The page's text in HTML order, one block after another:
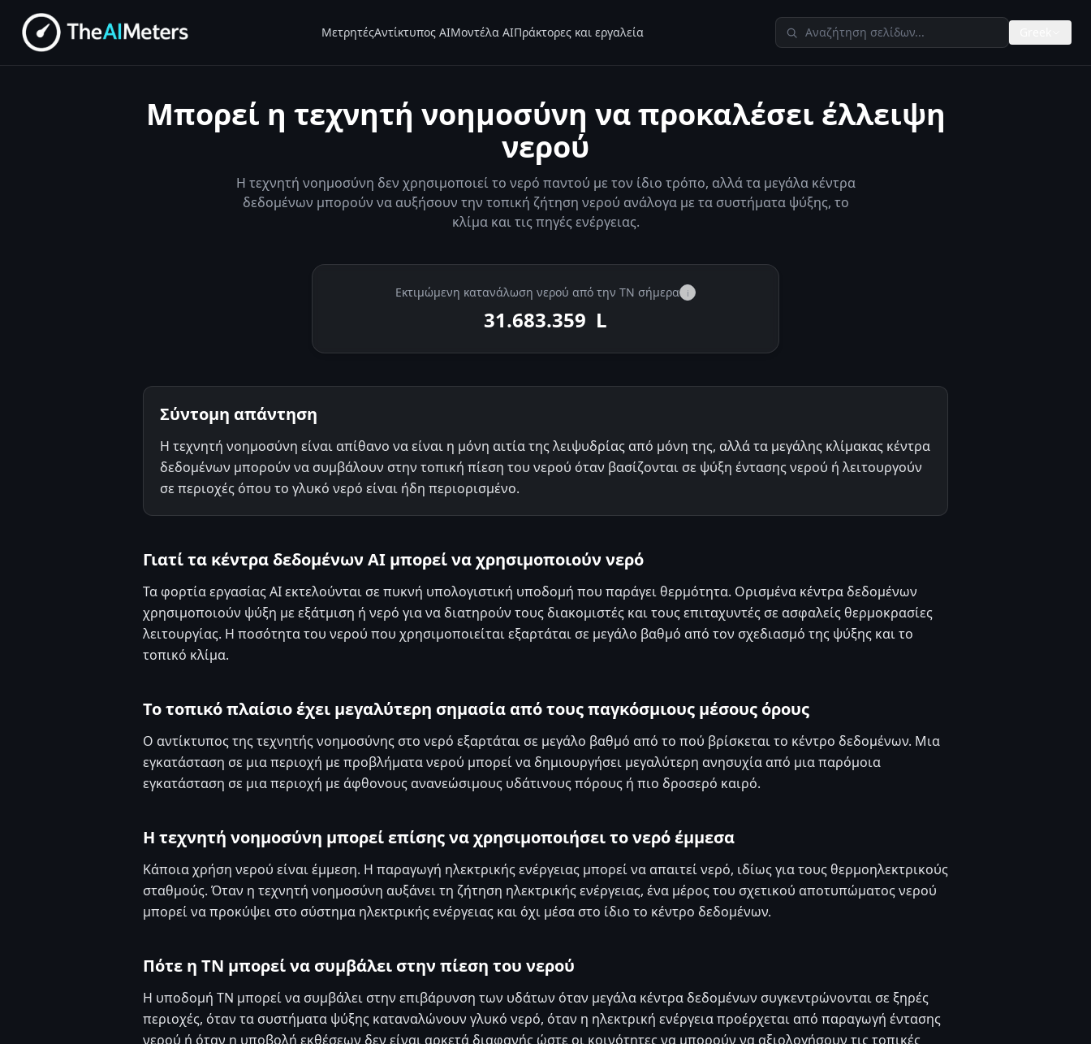
ΜετρητέςΑντίκτυπος AIΜοντέλα AIΠράκτορες και εργαλεία Αναζήτηση στο TheAIMeters
Μπορεί η τεχνητή νοημοσύνη να προκαλέσει έλλειψη
νερού
Η τεχνητή νοημοσύνη δεν χρησιμοποιεί το νερό παντού με τον ίδιο τρόπο, αλλά τα μεγάλα κέντρα
δεδομένων μπορούν να αυξήσουν την τοπική ζήτηση νερού ανάλογα με τα συστήματα ψύξης, το
κλίμα και τις πηγές ενέργειας.
Εκτιμώμενη κατανάλωση νερού από την ΤΝ σήμερα i
31.683.930 L
Σύντομη απάντηση
Η τεχνητή νοημοσύνη είναι απίθανο να είναι η μόνη αιτία της λειψυδρίας από μόνη της, αλλά τα μεγάλης κλίμακας κέντρα
δεδομένων μπορούν να συμβάλουν στην τοπική πίεση του νερού όταν βασίζονται σε ψύξη έντασης νερού ή λειτουργούν
σε περιοχές όπου το γλυκό νερό είναι ήδη περιορισμένο.
Γιατί τα κέντρα δεδομένων AI μπορεί να χρησιμοποιούν νερό
Τα φορτία εργασίας AI εκτελούνται σε πυκνή υπολογιστική υποδομή που παράγει θερμότητα. Ορισμένα κέντρα δεδομένων
χρησιμοποιούν ψύξη με εξάτμιση ή νερό για να διατηρούν τους διακομιστές και τους επιταχυντές σε ασφαλείς θερμοκρασίες
λειτουργίας. Η ποσότητα του νερού που χρησιμοποιείται εξαρτάται σε μεγάλο βαθμό από τον σχεδιασμό της ψύξης και το
τοπικό κλίμα.
Το τοπικό πλαίσιο έχει μεγαλύτερη σημασία από τους παγκόσμιους μέσους όρους
Ο αντίκτυπος της τεχνητής νοημοσύνης στο νερό εξαρτάται σε μεγάλο βαθμό από το πού βρίσκεται το κέντρο δεδομένων. Μια
εγκατάσταση σε μια περιοχή με προβλήματα νερού μπορεί να δημιουργήσει μεγαλύτερη ανησυχία από μια παρόμοια
εγκατάσταση σε μια περιοχή με άφθονους ανανεώσιμους υδάτινους πόρους ή πιο δροσερό καιρό.
Η τεχνητή νοημοσύνη μπορεί επίσης να χρησιμοποιήσει το νερό έμμεσα
Κάποια χρήση νερού είναι έμμεση. Η παραγωγή ηλεκτρικής ενέργειας μπορεί να απαιτεί νερό, ιδίως για τους θερμοηλεκτρικούς
σταθμούς. Όταν η τεχνητή νοημοσύνη αυξάνει τη ζήτηση ηλεκτρικής ενέργειας, ένα μέρος του σχετικού αποτυπώματος νερού
μπορεί να προκύψει στο σύστημα ηλεκτρικής ενέργειας και όχι μέσα στο ίδιο το κέντρο δεδομένων.
Πότε η ΤΝ μπορεί να συμβάλει στην πίεση του νερού
Η υποδομή ΤΝ μπορεί να συμβάλει στην επιβάρυνση των υδάτων όταν μεγάλα κέντρα δεδομένων συγκεντρώνονται σε ξηρές
περιοχές, όταν τα συστήματα ψύξης καταναλώνουν γλυκό νερό, όταν η ηλεκτρική ενέργεια προέρχεται από παραγωγή έντασης
νερού ή όταν η υποβολή εκθέσεων δεν είναι αρκετά διαφανής ώστε οι κοινότητες να μπορούν να αξιολογήσουν τις τοπικές